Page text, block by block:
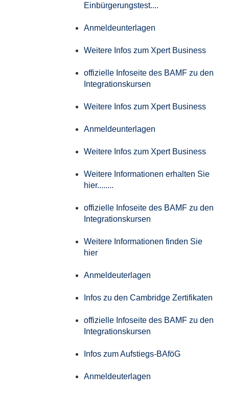
Einbürgerungstest....
Anmeldeunterlagen
Weitere Infos zum Xpert Business
offizielle Infoseite des BAMF zu den
Integrationskursen
Weitere Infos zum Xpert Business
Anmeldeunterlagen
Weitere Infos zum Xpert Business
Weitere Informationen erhalten Sie
hier........
offizielle Infoseite des BAMF zu den
Integrationskursen
Weitere Informationen finden Sie
hier
Anmeldeuterlagen
Infos zu den Cambridge Zertifikaten
offizielle Infoseite des BAMF zu den
Integrationskursen
Infos zum Aufstiegs-BAföG
Anmeldeuterlagen